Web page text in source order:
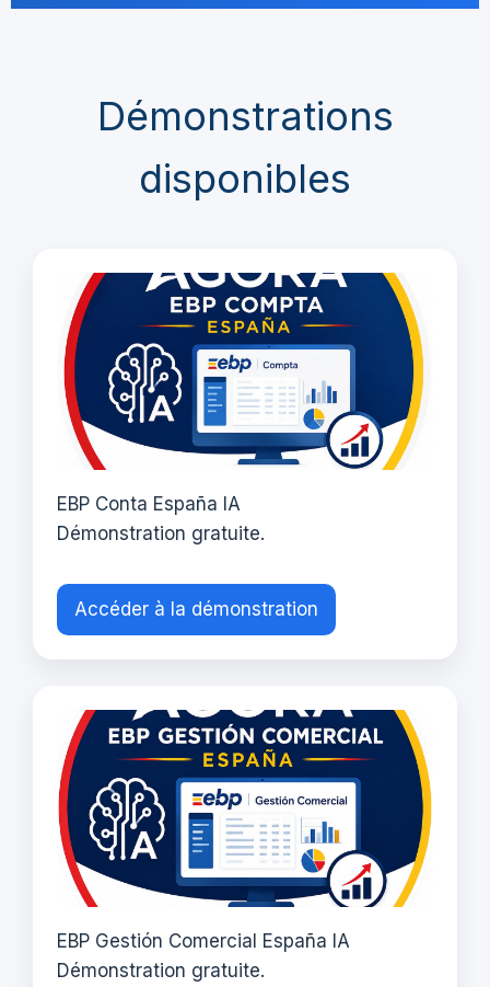
Démonstrations
disponibles
EBP Conta España IA
Démonstration gratuite.
Accéder à la démonstration
EBP Gestión Comercial España IA
Démonstration gratuite.